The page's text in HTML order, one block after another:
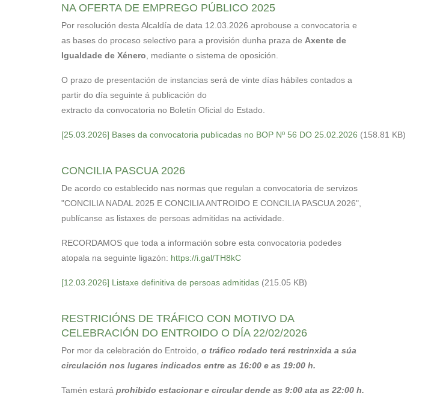
NA OFERTA DE EMPREGO PÚBLICO 2025
Por resolución desta Alcaldía de data 12.03.2026 aprobouse a convocatoria e
as bases do proceso selectivo para a provisión dunha praza de Axente de
Igualdade de Xénero , mediante o sistema de oposición.
O prazo de presentación de instancias será de vinte días hábiles contados a
partir do día seguinte á publicación do
extracto da convocatoria no Boletín Oficial do Estado.
[25.03.2026] Bases da convocatoria publicadas no BOP Nº 56 DO 25.02.2026 (158.81 KB)
CONCILIA PASCUA 2026
De acordo co establecido nas normas que regulan a convocatoria de servizos
"CONCILIA NADAL 2025 E CONCILIA ANTROIDO E CONCILIA PASCUA 2026",
publícanse as listaxes de persoas admitidas na actividade.
RECORDAMOS que toda a información sobre esta convocatoria podedes
atopala na seguinte ligazón: https://i.gal/TH8kC
[12.03.2026] Listaxe definitiva de persoas admitidas (215.05 KB)
RESTRICIÓNS DE TRÁFICO CON MOTIVO DA
CELEBRACIÓN DO ENTROIDO O DÍA 22/02/2026
Por mor da celebración do Entroido, o tráfico rodado terá restrinxida a súa
circulación nos lugares indicados entre as 16:00 e as 19:00 h.
Tamén estará prohibido estacionar e circular dende as 9:00 ata as 22:00 h.